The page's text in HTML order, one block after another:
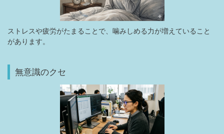
ストレスや疲労がたまることで、噛みしめる力が増えていること
があります。
無意識のクセ